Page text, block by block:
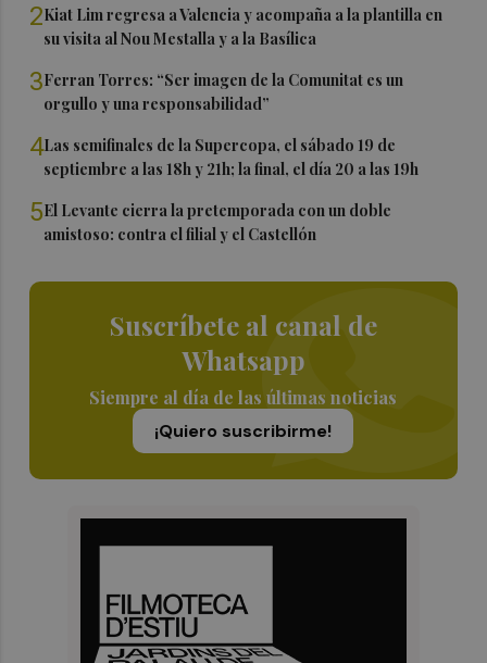
2Kiat Lim regresa a Valencia y acompaña a la plantilla en
su visita al Nou Mestalla y a la Basílica
3Ferran Torres: “Ser imagen de la Comunitat es un
orgullo y una responsabilidad”
4Las semifinales de la Supercopa, el sábado 19 de
septiembre a las 18h y 21h; la final, el día 20 a las 19h
5El Levante cierra la pretemporada con un doble
amistoso: contra el filial y el Castellón
Suscríbete al canal de
Whatsapp
Siempre al día de las últimas noticias
¡Quiero suscribirme!